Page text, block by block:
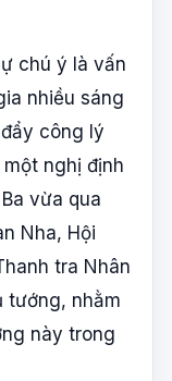
chú ý là vấn
nhiều sáng
công lý
nghị định
vừa qua
Nha, Hội
tra Nhân
tướng, nhằm
này trong